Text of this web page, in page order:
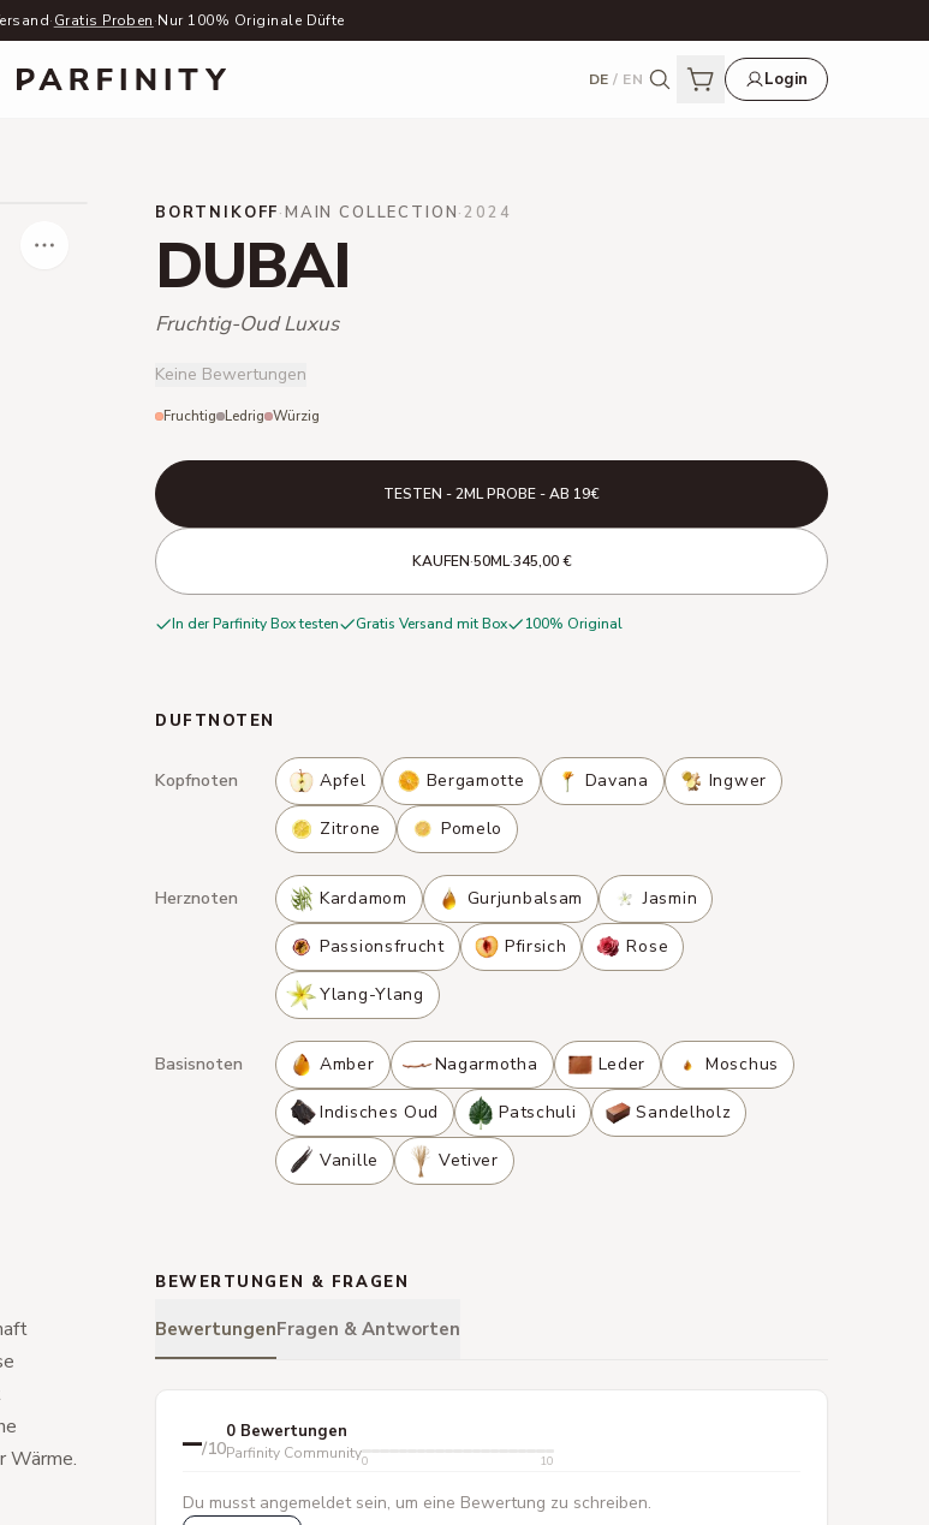
·Gratis Proben·Nur 100% Originale Düfte
DE / EN Login
BORTNIKOFF·MAIN COLLECTION·2024
DUBAI
Fruchtig-Oud Luxus
Keine Bewertungen
Fruchtig Ledrig Würzig
TESTEN - 2ML PROBE - AB 19€
KAUFEN·50ML·345,00 €
In der Parfinity Box testen Gratis Versand mit Box 100% Original
DUFTNOTEN
Kopfnoten Apfel Bergamotte Davana Ingwer
Zitrone Pomelo
Herznoten Kardamom Gurjunbalsam Jasmin
Passionsfrucht Pfirsich Rose
Ylang-Ylang
Basisnoten Amber Nagarmotha Leder Moschus
Indisches Oud Patschuli Sandelholz
Vanille Vetiver
Wärme.
BEWERTUNGEN & FRAGEN
BewertungenFragen & Antworten
–/10
0 Bewertungen
Parfinity Community0 10
Du musst angemeldet sein, um eine Bewertung zu schreiben.